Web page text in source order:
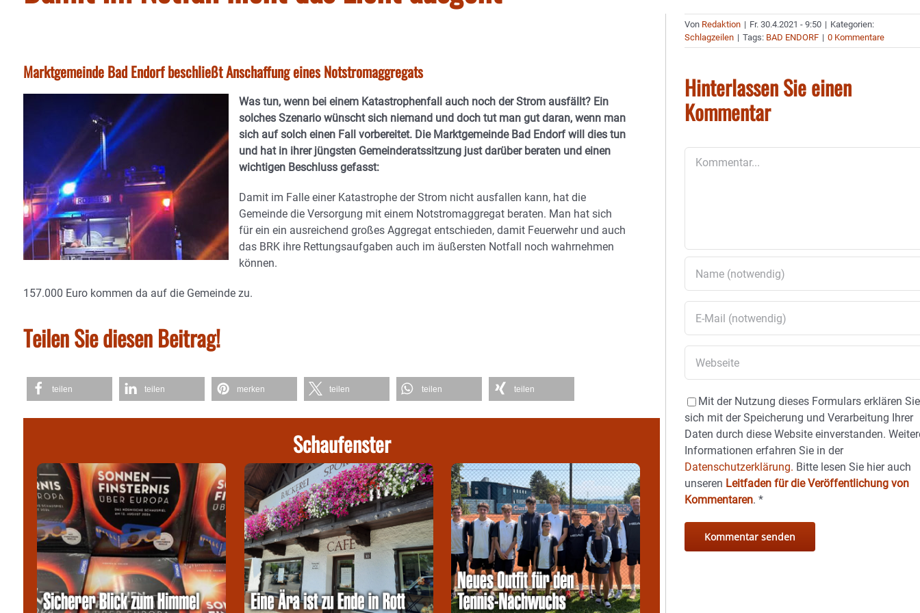
Marktgemeinde Bad Endorf beschließt Anschaffung eines Notstromaggregats
Was tun, wenn bei einem Katastrophenfall auch noch der Strom ausfällt? Ein
solches Szenario wünscht sich niemand und doch tut man gut daran, wenn man
sich auf solch einen Fall vorbereitet. Die Marktgemeinde Bad Endorf will dies tun
und hat in ihrer jüngsten Gemeinderatssitzung just darüber beraten und einen
wichtigen Beschluss gefasst:
Damit im Falle einer Katastrophe der Strom nicht ausfallen kann, hat die
Gemeinde die Versorgung mit einem Notstromaggregat beraten. Man hat sich
für ein ein ausreichend großes Aggregat entschieden, damit Feuerwehr und auch
das BRK ihre Rettungsaufgaben auch im äußersten Notfall noch wahrnehmen
können.
157.000 Euro kommen da auf die Gemeinde zu.
Teilen Sie diesen Beitrag!
teilen teilen merken teilen teilen teilen
Schaufenster
Von Redaktion | Fr. 30.4.2021 - 9:50 | Kategorien:
Schlagzeilen | Tags: BAD ENDORF | 0 Kommentare
Hinterlassen Sie einen
Kommentar
Mit der Nutzung dieses Formulars erklären Sie
sich mit der Speicherung und Verarbeitung Ihrer
Daten durch diese Website einverstanden.
Informationen erfahren Sie in der
Datenschutzerklärung. Bitte lesen Sie hier auch
unseren Leitfaden für die Veröffentlichung von
Kommentaren.*